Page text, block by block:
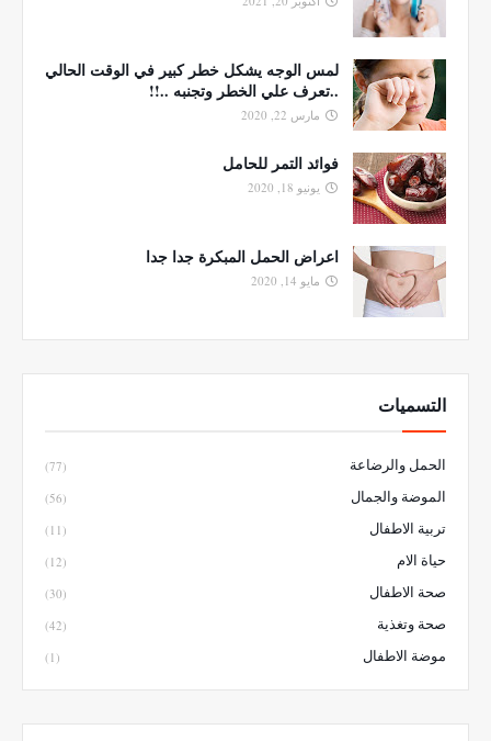
لمس الوجه يشكل خطر كبير في الوقت الحالي
..تعرف علي الخطر وتجنبه ..!!
مارس 22, 2020
فوائد التمر للحامل
يونيو 18, 2020
اعراض الحمل المبكرة جدا جدا
مايو 14, 2020
التسميات
الحمل والرضاعة (77)
الموضة والجمال (56)
تربية الاطفال (11)
حياة الام (12)
صحة الاطفال (30)
صحة وتغذية (42)
موضة الاطفال (1)